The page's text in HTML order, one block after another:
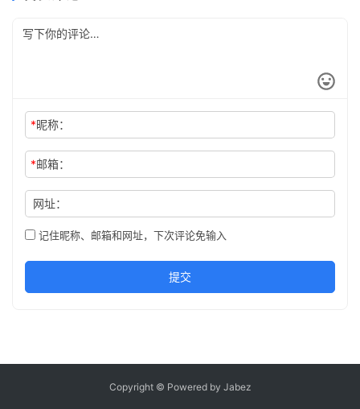
*昵称：
*邮箱：
网址：
记住昵称、邮箱和网址，下次评论免输入
提交
Copyright © Powered by Jabez